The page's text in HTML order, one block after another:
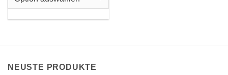
gewählt
NEUSTE PRODUKTE